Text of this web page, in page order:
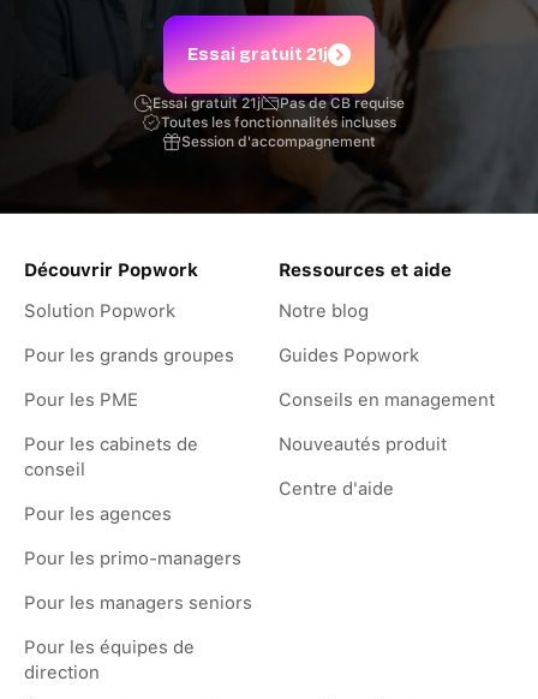
Essai gratuit 21j
Essai gratuit 21j
Pas de CB requise
Toutes les fonctionnalités incluses
Session d'accompagnement
Découvrir Popwork
Solution Popwork
Pour les grands groupes
Pour les PME
Pour les cabinets de
conseil
Pour les agences
Pour les primo-managers
Pour les managers seniors
Pour les équipes de
direction
Ressources et aide
Notre blog
Guides Popwork
Conseils en management
Nouveautés produit
Centre d'aide